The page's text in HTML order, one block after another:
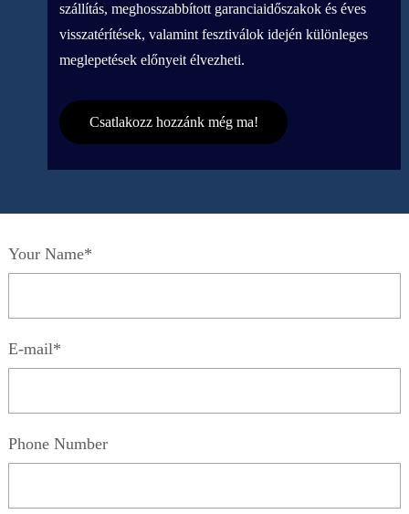
szállítás, meghosszabbított garanciaidőszakok és éves
visszatérítések, valamint fesztiválok idején különleges
meglepetések előnyeit élvezheti.
Csatlakozz hozzánk még ma!
Your Name*
E-mail*
Phone Number